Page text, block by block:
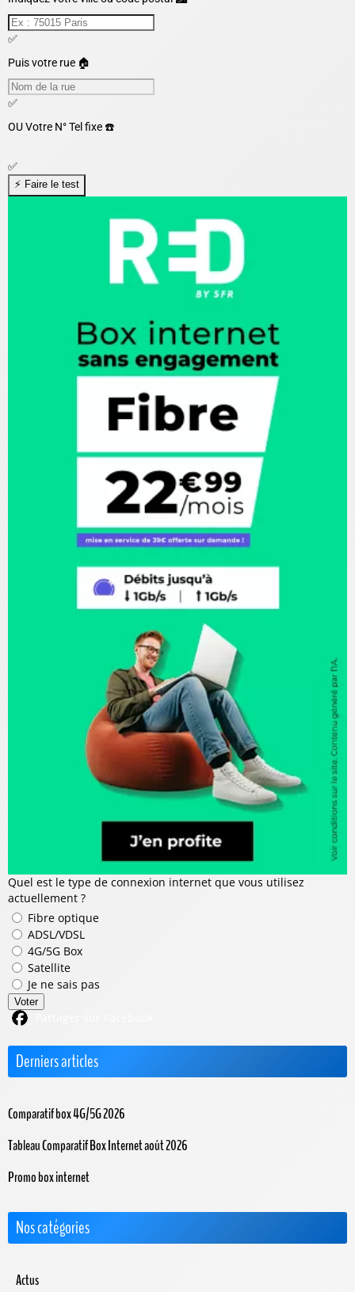
✅
Puis votre rue 🏠
✅
OUVotre N° Tel fixe ☎️
✅
Quel est le type de connexion internet que vous utilisez
actuellement ?
Fibre optique
ADSL/VDSL
4G/5G Box
Satellite
Je ne sais pas
Voter
Derniers articles
Comparatif box 4G/5G 2026
Tableau Comparatif Box Internet août 2026
Promo box internet
Nos catégories
Actus